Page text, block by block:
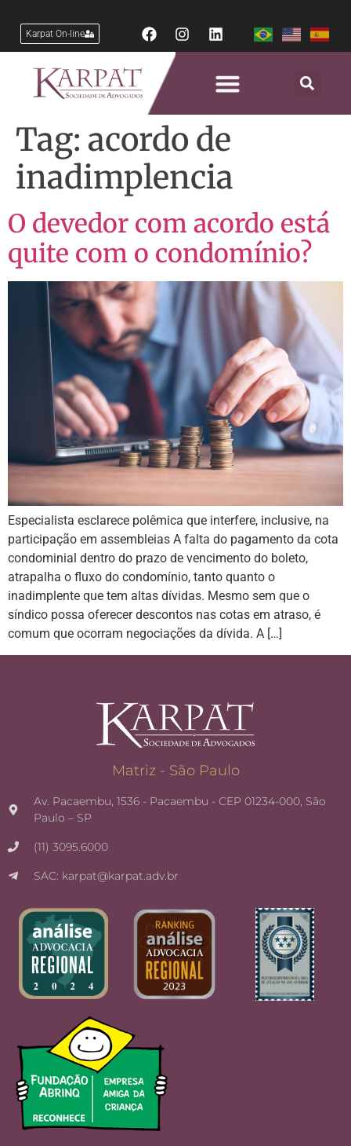
Karpat On-line
Tag: acordo de
inadimplencia
O devedor com acordo está
quite com o condomínio?
Especialista esclarece polêmica que interfere, inclusive, na
participação em assembleias A falta do pagamento da cota
condominial dentro do prazo de vencimento do boleto,
atrapalha o fluxo do condomínio, tanto quanto o
inadimplente que tem altas dívidas. Mesmo sem que o
síndico possa oferecer descontos nas cotas em atraso, é
comum que ocorram negociações da dívida. A […]
Matriz - São Paulo
Av. Pacaembu, 1536 - Pacaembu - CEP 01234-000, São
Paulo – SP
(11) 3095.6000
SAC: karpat@karpat.adv.br